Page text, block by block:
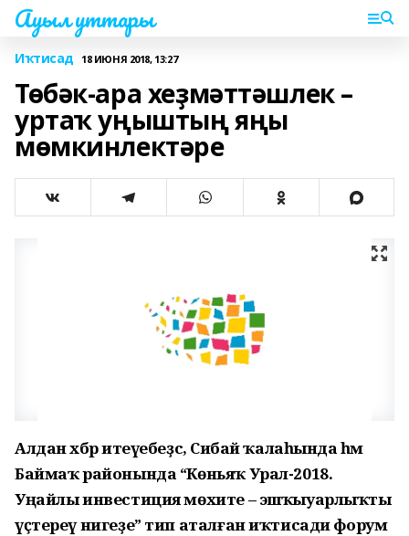
Ауыл уттары
Иҡтисад 18 ИЮНЯ 2018, 13:27
Төбәк-ара хеҙмәттәшлек –
уртаҡ уңыштың яңы
мөмкинлектәре
Алдан хәбәр итеүебеҙсә, Сибай ҡалаһында һәм
Баймаҡ районында “Көньяҡ Урал-2018.
Уңайлы инвестиция мөхите – эшҡыуарлыҡты
үҫтереү нигеҙе” тип аталған иҡтисади форум